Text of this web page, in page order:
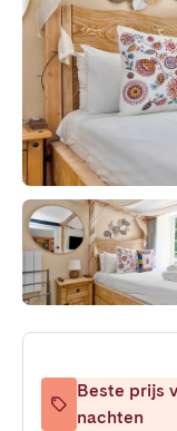
Beste prijs
nachten